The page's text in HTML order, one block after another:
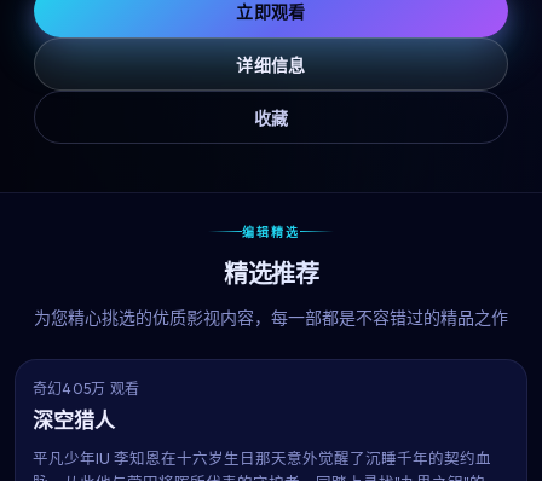
立即观看
详细信息
收藏
编辑精选
精选推荐
为您精心挑选的优质影视内容，每一部都是不容错过的精品之作
热播
奇幻405万 观看
深空猎人
平凡少年IU 李知恩在十六岁生日那天意外觉醒了沉睡千年的契约血